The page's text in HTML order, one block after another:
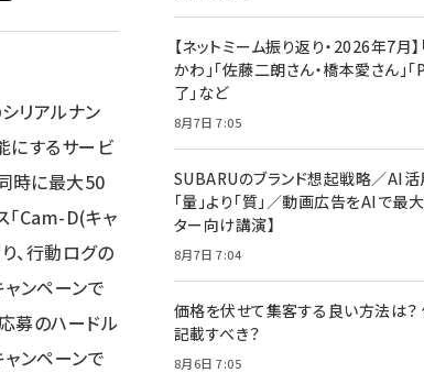
リアルナン
にするサービ
時に最大50
「Cam-D(キャ
、行動ログの
ンペーンで
募のハードル
ンペーンで
【ネットミーム振り返り・2026年7月
かわ」「佐藤二朗さん・橋本愛さん」
了」など
8月7日 7:05
SUBARUのブランド想起戦略／AI
「量」より「質」／動画広告をAIで最
ター向け講演】
8月7日 7:04
価格を伏せて集客する良い方法は
記載すべき？
8月6日 7:05